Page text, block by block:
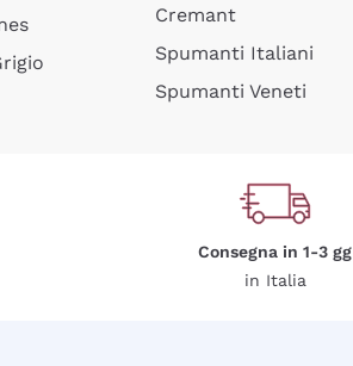
Cremant
Spumanti Italiani
Spumanti Veneti
Consegna in 1-3 gg
in Italia